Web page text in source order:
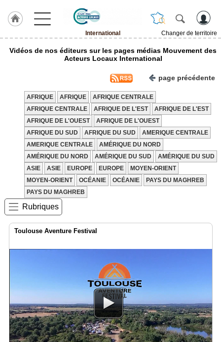
International
Changer de territoire
LABEL
HULCOQ
Pourquoi
Objectifs
Fil
propos
Vidéos de nos éditeurs sur les pages médias Mouvement des
Acteurs Locaux International
page précédente
AFRIQUE AFRIQUE
AFRIQUE CENTRALE
AFRIQUE CENTRALE
AFRIQUE DE L'EST
AFRIQUE DE L'EST
AFRIQUE DE L'OUEST
AFRIQUE DE L'OUEST
AFRIQUE DU SUD
AFRIQUE DU SUD
AMERIQUE CENTRALE
AMERIQUE CENTRALE
AMÉRIQUE DU NORD
AMÉRIQUE DU NORD
AMÉRIQUE DU SUD
AMÉRIQUE DU SUD
ASIE
ASIE EUROPE EUROPE
MOYEN-ORIENT
MOYEN-ORIENT
OCÉANIE OCÉANIE
PAYS DU MAGHREB
PAYS DU MAGHREB
Rubriques
Toulouse Aventure Festival